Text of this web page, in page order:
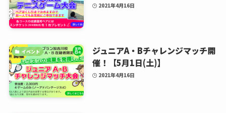
2021年4月16日
イベント
ジュニアA・Bチャレンジマッチ開
催！【5月1日(土)】
2021年4月16日